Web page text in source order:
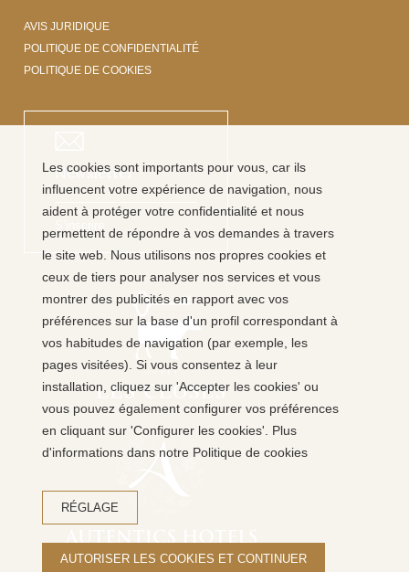
AVIS JURIDIQUE
POLITIQUE DE CONFIDENTIALITÉ
POLITIQUE DE COOKIES
Newsletter
Les cookies sont importants pour vous, car ils
influencent votre expérience de navigation, nous
aident à protéger votre confidentialité et nous
permettent de répondre à vos demandes à travers
le site web. Nous utilisons nos propres cookies et
ceux de tiers pour analyser nos services et vous
montrer des publicités en rapport avec vos
préférences sur la base d'un profil correspondant à
vos habitudes de navigation (par exemple, les
pages visitées). Si vous consentez à leur
installation, cliquez sur 'Accepter les cookies' ou
vous pouvez également configurer vos préférences
en cliquant sur 'Configurer les cookies'. Plus
d'informations dans notre Politique de cookies
RÉGLAGE
AUTORISER LES COOKIES ET CONTINUER